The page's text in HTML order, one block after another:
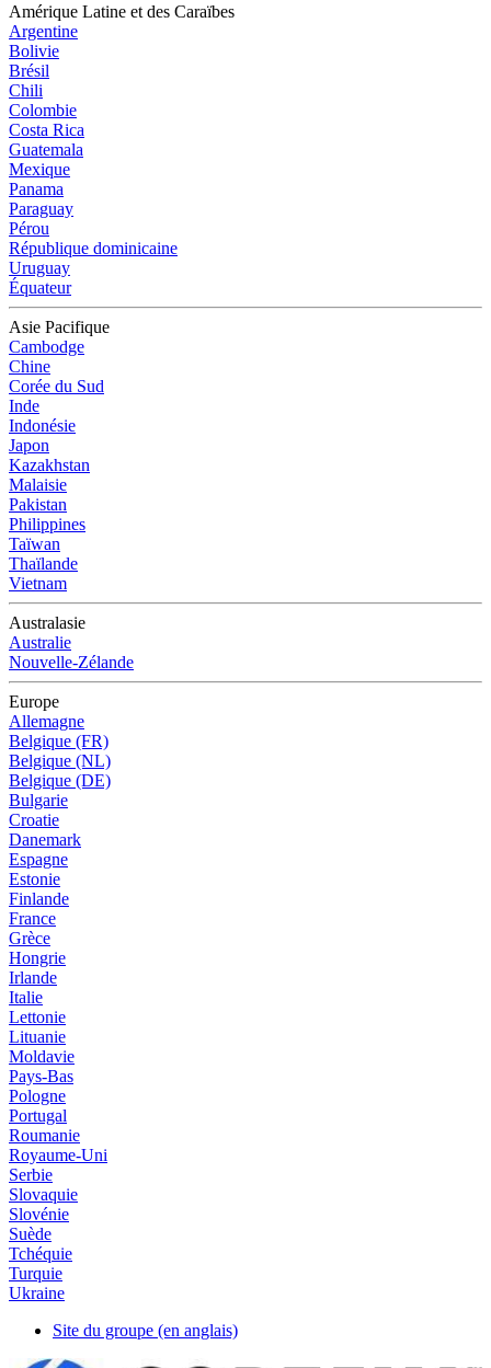
Amérique Latine et des Caraïbes
Argentine
Bolivie
Brésil
Chili
Colombie
Costa Rica
Guatemala
Mexique
Panama
Paraguay
Pérou
République dominicaine
Uruguay
Équateur
Asie Pacifique
Cambodge
Chine
Corée du Sud
Inde
Indonésie
Japon
Kazakhstan
Malaisie
Pakistan
Philippines
Taïwan
Thaïlande
Vietnam
Australasie
Australie
Nouvelle-Zélande
Europe
Allemagne
Belgique (FR)
Belgique (NL)
Belgique (DE)
Bulgarie
Croatie
Danemark
Espagne
Estonie
Finlande
France
Grèce
Hongrie
Irlande
Italie
Lettonie
Lituanie
Moldavie
Pays-Bas
Pologne
Portugal
Roumanie
Royaume-Uni
Serbie
Slovaquie
Slovénie
Suède
Tchéquie
Turquie
Ukraine
Site du groupe (en anglais)